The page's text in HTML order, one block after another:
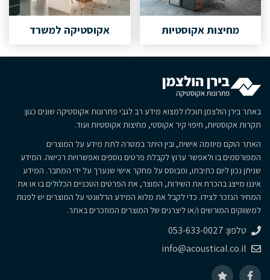
מחיצות אקוסטיות אקוסטיקה למשרד
באתר בירן הולצמן תוכלו למצוא מידע רב לגבי פתרונות אקוסטיקה שונים כגון:
תקרות אקוסטיות, חיפוי קיר אקוסטי, מחיצות אקוסטיות ועוד.
האתר הוקם מיוזמה אישית, ובין היתר במטרה לתת מידע על המוצרים
המפורסמים בו ולאפשר ערוץ לקבלת פרטים נוספים ואפשרויות רכישה. המידע
שניתן נכון ליום כתיבתו, ומבוסס על מחקר אישי שנערך על ידי המחבר. המידע
איננו מייצג בהכרח את השירות, המוצר, את הפרטים הטכניים הכלולים בו או את
המחיר הנזכר לצידו. כדי לקבל את מלוא המידע הרלוונטי על המוצרים יש לפנות
למשווקים המורשים ו/או ליצרנים של המוצרים המוזכרים באתר.
טלפון: 053-633-0027
info@acoustical.co.il